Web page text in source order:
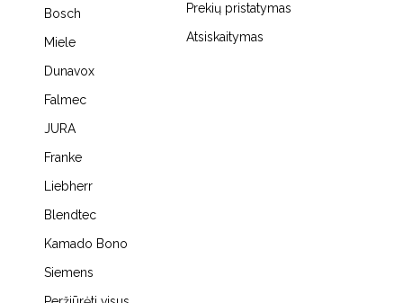
Bosch
Miele
Dunavox
Falmec
JURA
Franke
Liebherr
Blendtec
Kamado Bono
Siemens
Prekių pristatymas
Atsiskaitymas